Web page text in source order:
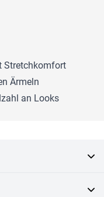
Stretchkomfort
Ärmeln
an Looks